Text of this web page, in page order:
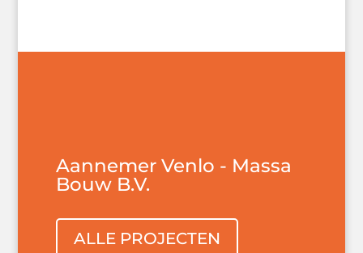
Aannemer Venlo - Massa
Bouw B.V.
ALLE PROJECTEN